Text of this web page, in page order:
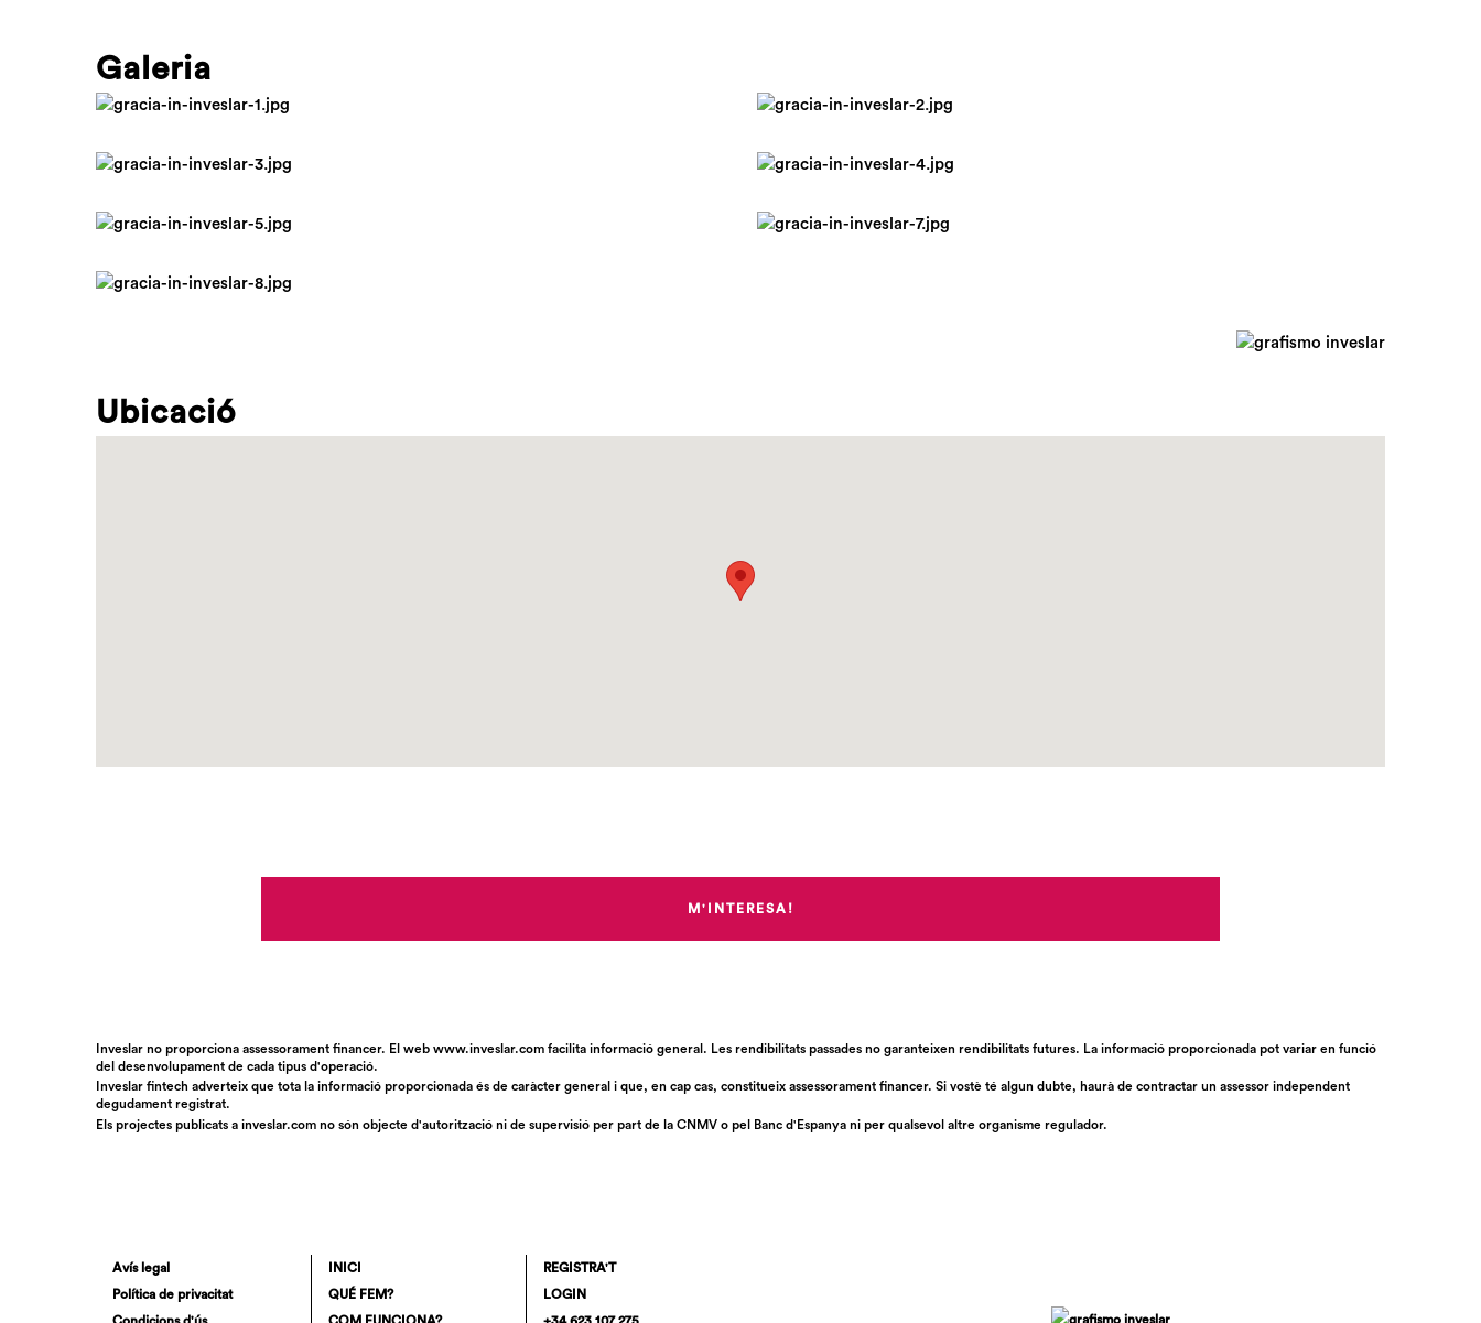
Galeria
Ubicació
M'INTERESA!
Inveslar no proporciona assessorament financer. El web www.inveslar.com facilita informació general. Les rendibilitats passades no garanteixen rendibilitats futures. La informació proporcionada pot variar en funció
del desenvolupament de cada tipus d'operació.
Inveslar fintech adverteix que tota la informació proporcionada és de caràcter general i que, en cap cas, constitueix assessorament financer. Si vostè té algun dubte, haurà de contractar un assessor independent
degudament registrat.
Els projectes publicats a inveslar.com no són objecte d'autorització ni de supervisió per part de la CNMV o pel Banc d'Espanya ni per qualsevol altre organisme regulador.
Avís legal
Política de privacitat
INICI
QUÉ FEM?
REGISTRA'T
LOGIN